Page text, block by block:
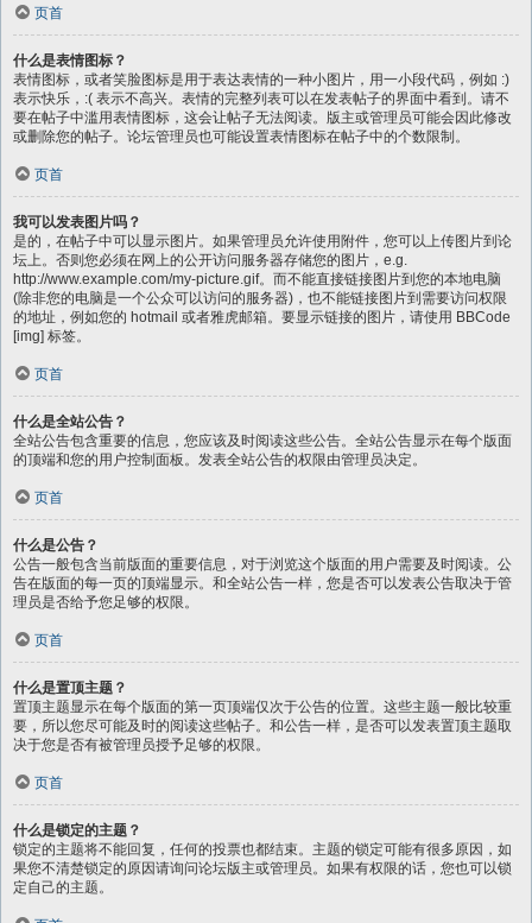
页首
什么是表情图标？
表情图标，或者笑脸图标是用于表达表情的一种小图片，用一小段代码，例如 :)
表示快乐，:( 表示不高兴。表情的完整列表可以在发表帖子的界面中看到。请不
要在帖子中滥用表情图标，这会让帖子无法阅读。版主或管理员可能会因此修改
或删除您的帖子。论坛管理员也可能设置表情图标在帖子中的个数限制。
页首
我可以发表图片吗？
是的，在帖子中可以显示图片。如果管理员允许使用附件，您可以上传图片到论
坛上。否则您必须在网上的公开访问服务器存储您的图片，e.g.
http://www.example.com/my-picture.gif。而不能直接链接图片到您的本地电脑
(除非您的电脑是一个公众可以访问的服务器)，也不能链接图片到需要访问权限
的地址，例如您的 hotmail 或者雅虎邮箱。要显示链接的图片，请使用 BBCode
[img] 标签。
页首
什么是全站公告？
全站公告包含重要的信息，您应该及时阅读这些公告。全站公告显示在每个版面
的顶端和您的用户控制面板。发表全站公告的权限由管理员决定。
页首
什么是公告？
公告一般包含当前版面的重要信息，对于浏览这个版面的用户需要及时阅读。公
告在版面的每一页的顶端显示。和全站公告一样，您是否可以发表公告取决于管
理员是否给予您足够的权限。
页首
什么是置顶主题？
置顶主题显示在每个版面的第一页顶端仅次于公告的位置。这些主题一般比较重
要，所以您尽可能及时的阅读这些帖子。和公告一样，是否可以发表置顶主题取
决于您是否有被管理员授予足够的权限。
页首
什么是锁定的主题？
锁定的主题将不能回复，任何的投票也都结束。主题的锁定可能有很多原因，如
果您不清楚锁定的原因请询问论坛版主或管理员。如果有权限的话，您也可以锁
定自己的主题。